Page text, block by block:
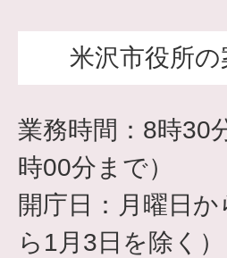
米沢市役所の
業務時間：8時30
時00分まで）
開庁日：月曜日
ら1月3日を除く）